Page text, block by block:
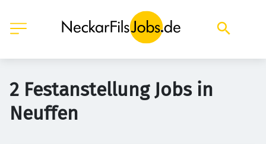
2 Festanstellung Jobs in
Neuffen